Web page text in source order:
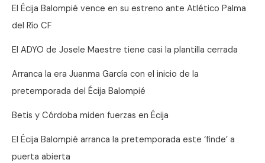
El Écija Balompié vence en su estreno ante Atlético Palma
del Río CF
El ADYO de Josele Maestre tiene casi la plantilla cerrada
Arranca la era Juanma García con el inicio de la
pretemporada del Écija Balompié
Betis y Córdoba miden fuerzas en Écija
El Écija Balompié arranca la pretemporada este ‘finde’ a
puerta abierta